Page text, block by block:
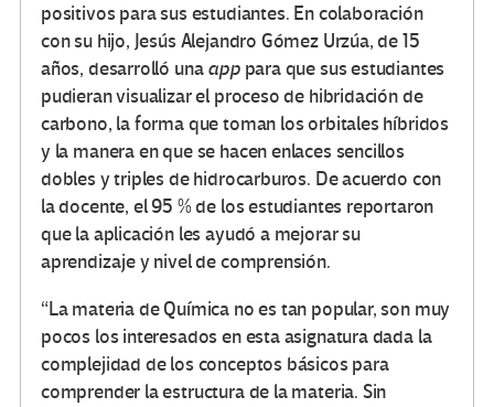
positivos para sus estudiantes. En colaboración
con su hijo, Jesús Alejandro Gómez Urzúa, de 15
años, desarrolló unaapppara que sus estudiantes
pudieran visualizar el proceso de hibridación de
carbono, la forma que toman los orbitales híbridos
y la manera en que se hacen enlaces sencillos
dobles y triples de hidrocarburos. De acuerdo con
la docente, el 95 % de los estudiantes reportaron
que la aplicación les ayudó a mejorar su
aprendizaje y nivel de comprensión.
“La materia de Química no es tan popular, son muy
pocos los interesados en esta asignatura dada la
complejidad de los conceptos básicos para
comprender la estructura de la materia. Sin